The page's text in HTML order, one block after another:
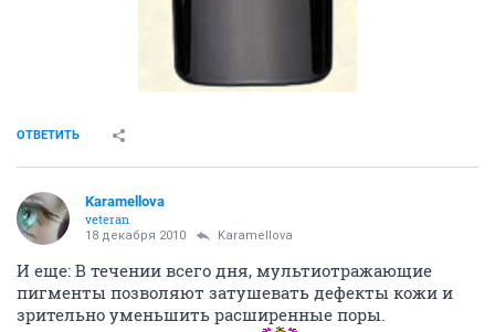
ОТВЕТИТЬ
Karamellova
veteran
18 декабря 2010 Karamellova
И еще: В течении всего дня, мультиотражающие
пигменты позволяют затушевать дефекты кожи и
зрительно уменьшить расширенные поры.